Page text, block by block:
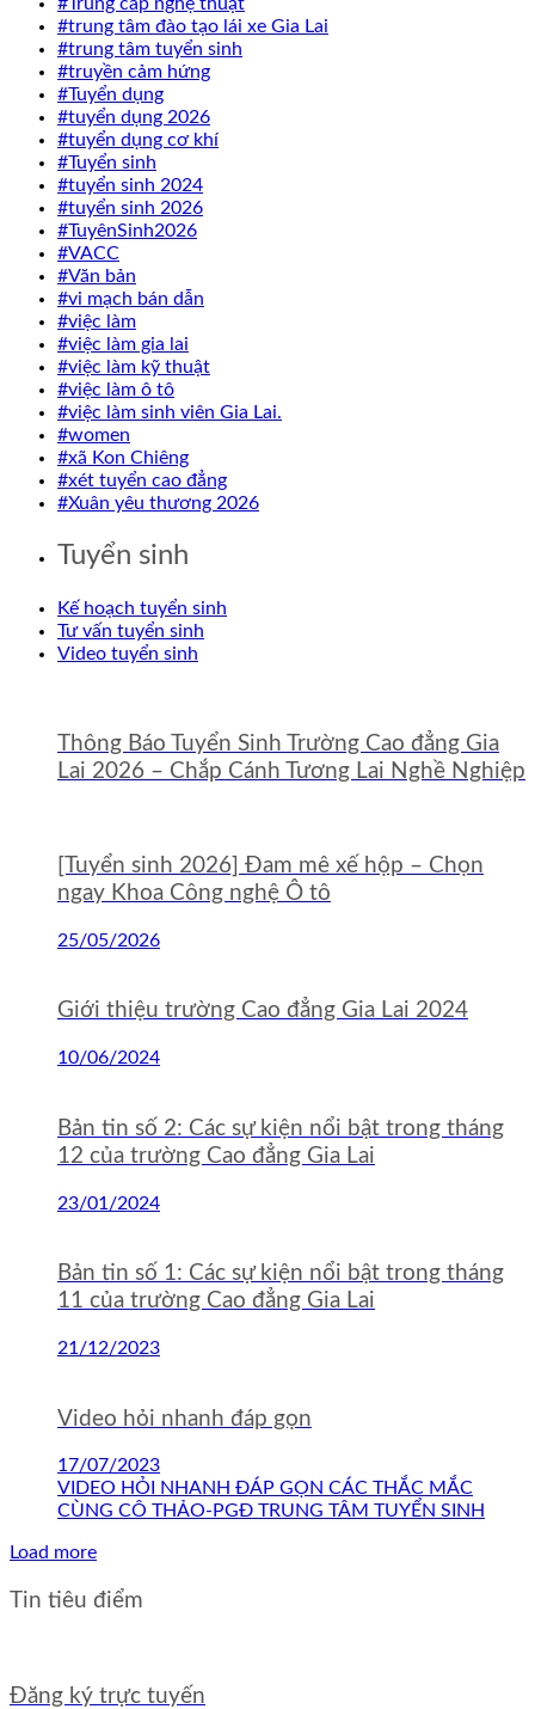
#trung tâm đào tạo lái xe Gia Lai
#trung tâm tuyển sinh
#truyền cảm hứng
#Tuyển dụng
#tuyển dụng 2026
#tuyển dụng cơ khí
#Tuyển sinh
#tuyển sinh 2024
#tuyển sinh 2026
#TuyênSinh2026
#VACC
#Văn bản
#vi mạch bán dẫn
#việc làm
#việc làm gia lai
#việc làm kỹ thuật
#việc làm ô tô
#việc làm sinh viên Gia Lai.
#women
#xã Kon Chiêng
#xét tuyển cao đẳng
#Xuân yêu thương 2026
Tuyển sinh
Kế hoạch tuyển sinh
Tư vấn tuyển sinh
Video tuyển sinh
Thông Báo Tuyển Sinh Trường Cao đẳng Gia
Lai 2026 – Chắp Cánh Tương Lai Nghề Nghiệp
[Tuyển sinh 2026] Đam mê xế hộp – Chọn
ngay Khoa Công nghệ Ô tô
25/05/2026
Giới thiệu trường Cao đẳng Gia Lai 2024
10/06/2024
Bản tin số 2: Các sự kiện nổi bật trong tháng
12 của trường Cao đẳng Gia Lai
23/01/2024
Bản tin số 1: Các sự kiện nổi bật trong tháng
11 của trường Cao đẳng Gia Lai
21/12/2023
Video hỏi nhanh đáp gọn
17/07/2023
VIDEO HỎI NHANH ĐÁP GỌN CÁC THẮC MẮC
CÙNG CÔ THẢO-PGĐ TRUNG TÂM TUYỂN SINH
Load more
Tin tiêu điểm
Đăng ký trực tuyến